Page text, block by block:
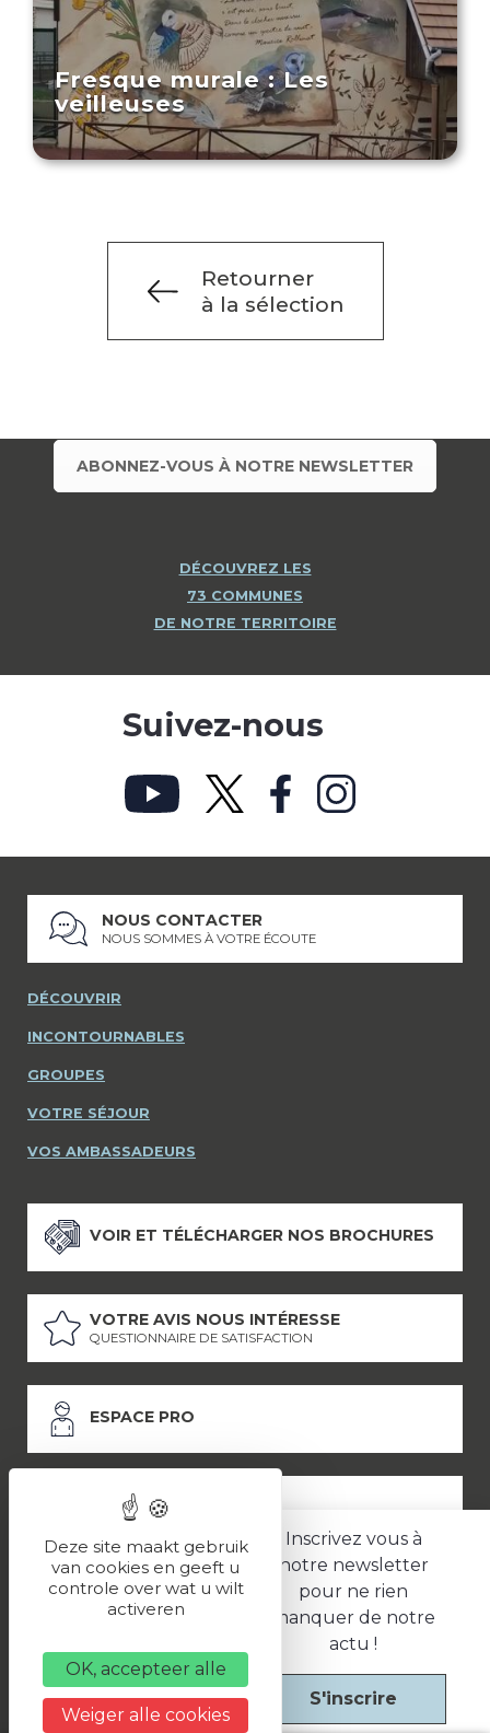
Fresque murale : Les
veilleuses
Retourner
à la sélection
Inscrivez vous à
notre newsletter
pour ne rien
manquer de notre
actu !
S'inscrire
ABONNEZ-VOUS À NOTRE NEWSLETTER
DÉCOUVREZ LES
73 COMMUNES
DE NOTRE TERRITOIRE
Suivez-nous
NOUS CONTACTER
NOUS SOMMES À VOTRE ÉCOUTE
DÉCOUVRIR
INCONTOURNABLES
GROUPES
VOTRE SÉJOUR
VOS AMBASSADEURS
VOIR ET TÉLÉCHARGER NOS BROCHURES
VOTRE AVIS NOUS INTÉRESSE
QUESTIONNAIRE DE SATISFACTION
ESPACE PRO
ESPACE PRESSE
LES PARTENAIRES
Politique de confidentialité
Une réalisation
Deze site maakt gebruik
van cookies en geeft u
controle over wat u wilt
activeren
OK, accepteer alle
Weiger alle cookies